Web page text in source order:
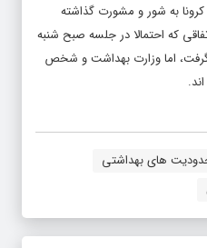
کرونا به شور و مشورت گذاشته
که احتمالا در جلسه صبح شنبه
گرفت، اما وزارت بهداشت و شخص
های بهداشتی